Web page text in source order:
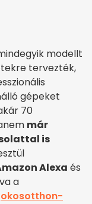
modellt
tervezték,
gépeket
70
már
is
Alexa és
a
okosotthon-